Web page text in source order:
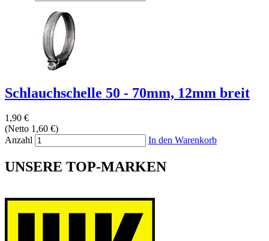
Schlauchschelle 50 - 70mm, 12mm breit
1,90 €
(Netto 1,60 €)
Anzahl
In den Warenkorb
UNSERE TOP-MARKEN